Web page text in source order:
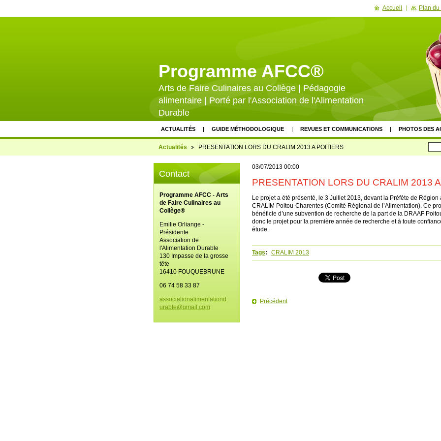
Programme AFCC®
Arts de Faire Culinaires au Collège | Pédagogie
alimentaire | Porté par l'Association de l'Alimentation
Durable
ACTUALITÉS GUIDE MÉTHODOLOGIQUE REVUES ET COMMUNICATIONS PHOTOS DES
CONTACTEZ-NOUS GROUPE DE PILOTAGE DÉVELOPPEMENT ET DIFFUSION
PRESSE ET VALORISATION
Actualités PRESENTATION LORS DU CRALIM 2013 A POITIERS
03/07/2013 00:00
PRESENTATION LORS DU CRALIM 2013
Le projet a été présenté, le 3 Juillet 2013, devant la Préfète de Région
CRALIM Poitou-Charentes (Comité Régional de l’Alimentation). Ce
bénéficie d’une subvention de recherche de la part de la DRAAF
donc le projet pour la première année de recherche et à toute
étude.
Tags: CRALIM 2013
Précédent
Contact
Programme AFCC - Arts
de Faire Culinaires au
Collège®
Emilie Orliange -
Présidente
Association de
l'Alimentation Durable
130 Impasse de la grosse
tête
16410 FOUQUEBRUNE
06 74 58 33 87
associationalimentationd
urable@gmail.com
Accueil Plan du